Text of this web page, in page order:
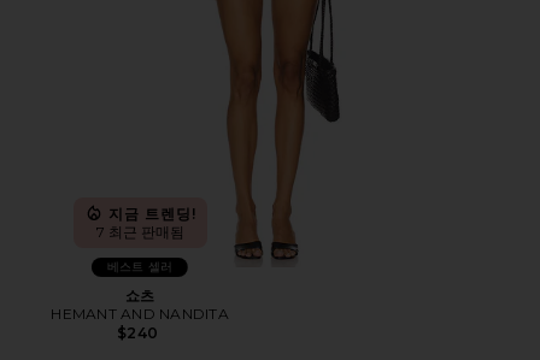
지금 트렌딩!
7 최근 판매됨
베스트 셀러
쇼츠
HEMANT AND NANDITA
$240